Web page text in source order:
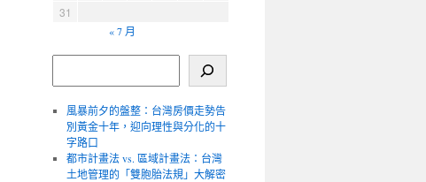
31
« 7 月
風暴前夕的盤整：台灣房價走勢告
別黃金十年，迎向理性與分化的十
字路口
都市計畫法 vs. 區域計畫法：台灣
土地管理的「雙胞胎法規」大解密